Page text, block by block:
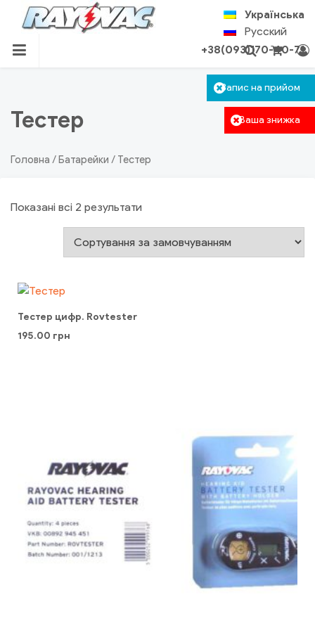
content
Ваша знижка
Запис на прийом
RAYOVAC.COM.UA
Українська
Русский
+38(093)170-40-71
Пошук
Тестер
Головна /Батарейки / Тестер
Показані всі 2 результати
Тестер цифр. Rovtester
195.00 грн